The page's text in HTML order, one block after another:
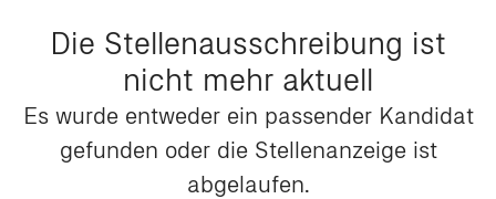
Die Stellenausschreibung ist
nicht mehr aktuell
Es wurde entweder ein passender Kandidat
gefunden oder die Stellenanzeige ist
abgelaufen.